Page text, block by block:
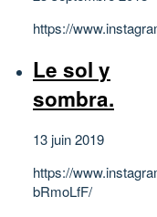
https://
Le sol y
sombra.
13 juin 2019
https://
bRmoLfF/